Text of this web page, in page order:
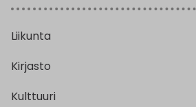
Liikunta
Kirjasto
Kulttuuri